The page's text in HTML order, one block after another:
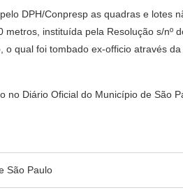
DPH/Conpresp as quadras e lotes
instituída pela Resolução s/nº
qual foi tombado ex-officio através
Diário Oficial do Município de São
São Paulo